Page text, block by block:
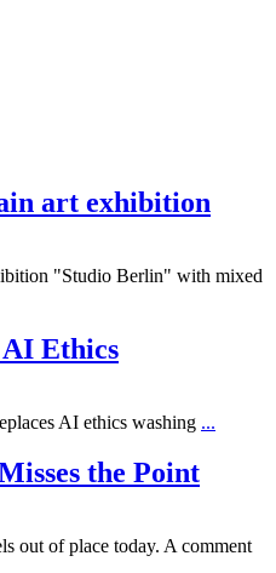
art exhibition
"Studio Berlin" with mixed
AI Ethics
AI ethics washing ...
the Point
out of place today. A comment